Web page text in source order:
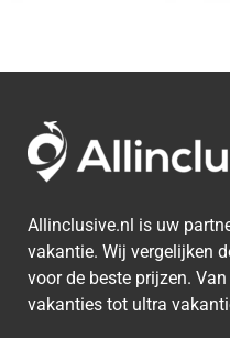
Allinclusive.nl is uw
vakantie. Wij vergelijken
voor de beste prijzen.
vakanties tot ultra